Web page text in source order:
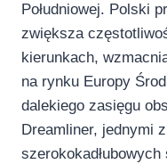
Południowej. Polski
zwiększa
kierunkach,
na rynku Europy
dalekiego zasięgu
Dreamliner, jednymi